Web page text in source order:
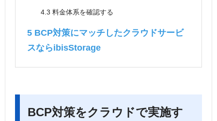
4.3 料金体系を確認する
5 BCP対策にマッチしたクラウドサービ
スならibisStorage
BCP対策をクラウドで実施す